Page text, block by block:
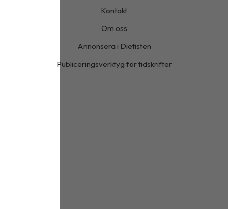
Kontakt
Om oss
Annonsera i Dietisten
Publiceringsverktyg för tidskrifter